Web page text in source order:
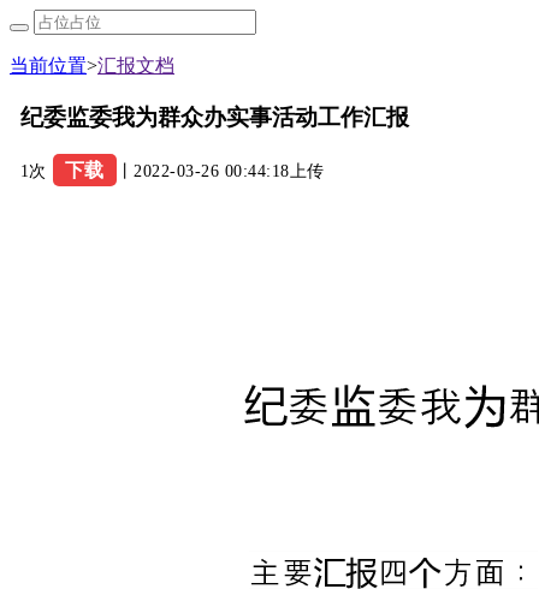
当前位置>汇报文档
纪委监委我为群众办实事活动工作汇报
1次 下载 丨2022-03-26 00:44:18上传